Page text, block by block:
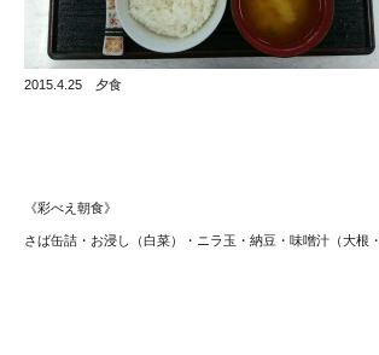
2015.4.25 夕食
《彩べえ朝食》
さば缶詰・お浸し（白菜）・ニラ玉・納豆・味噌汁（大根・